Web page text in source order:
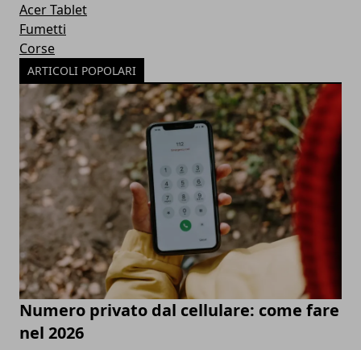
Acer Tablet
Fumetti
Corse
ARTICOLI POPOLARI
Numero privato dal cellulare: come fare
nel 2026